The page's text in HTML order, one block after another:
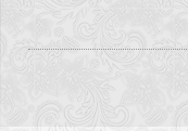
使用前请仔细阅读说明：